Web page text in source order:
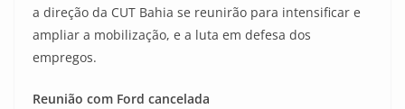
a direção da CUT Bahia se reunirão para intensificar e
ampliar a mobilização, e a luta em defesa dos
empregos.
Reunião com Ford cancelada